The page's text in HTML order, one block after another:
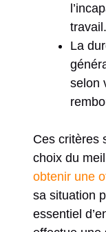
travail.
La
selon
Ces critères
choix du
obtenir une
sa situation
essentiel